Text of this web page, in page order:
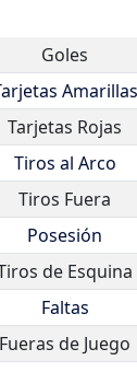
Goles
Amarillas
Tarjetas Rojas
Tiros al Arco
Tiros Fuera
Posesión
de Esquina
Faltas
Fueras de Juego